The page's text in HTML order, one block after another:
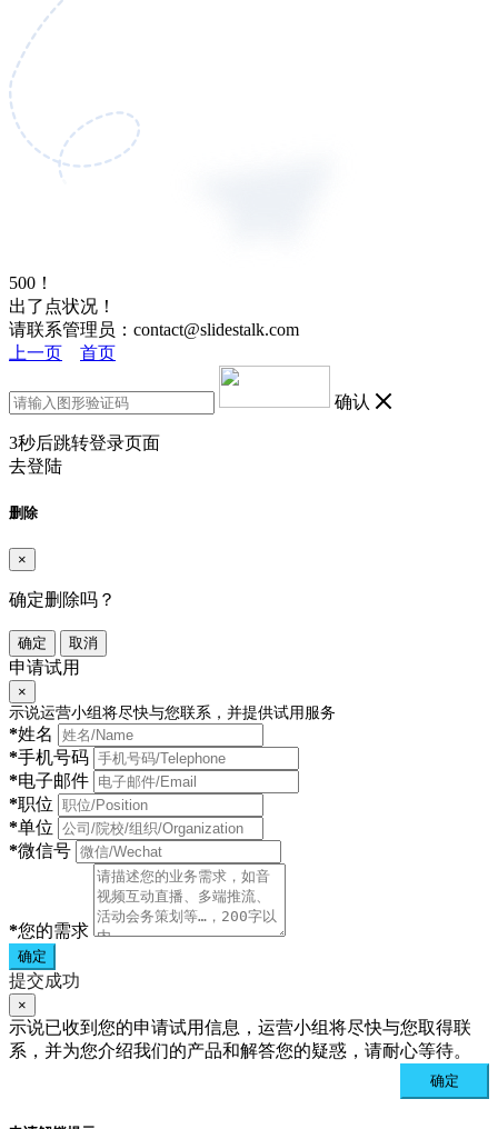
500！
出了点状况！
请联系管理员：contact@slidestalk.com
上一页
首页
确认
3秒后跳转登录页面
去登陆
删除
×
确定删除吗？
确定 取消
申请试用
×
示说运营小组将尽快与您联系，并提供试用服务
*姓名
*手机号码
*电子邮件
*职位
*单位
*微信号
*您的需求
确定
提交成功
×
示说已收到您的申请试用信息，运营小组将尽快与您取得联
系，并为您介绍我们的产品和解答您的疑惑，请耐心等待。
确定